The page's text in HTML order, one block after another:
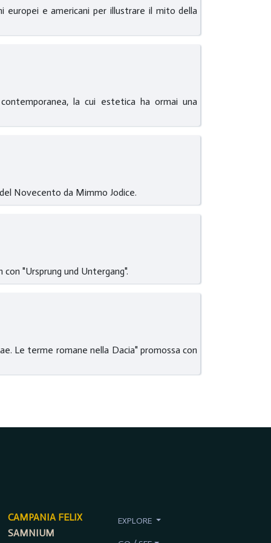
europei e americani per illustrare il mito della
la cui estetica ha ormai una
Novecento da Mimmo Jodice.
"Ursprung und Untergang".
Le terme romane nella Dacia" promossa con
CAMPANIA FELIX
SAMNIUM
EXPLORE